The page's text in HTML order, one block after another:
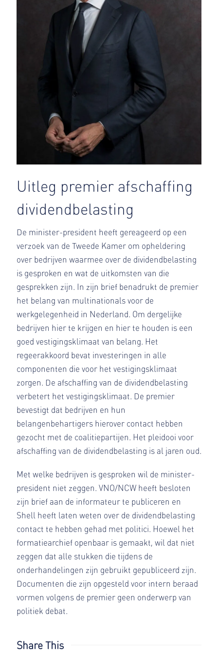
Uitleg premier afschaffing
dividendbelasting
De minister-president heeft gereageerd op een
verzoek van de Tweede Kamer om opheldering
over bedrijven waarmee over de dividendbelasting
is gesproken en wat de uitkomsten van die
gesprekken zijn. In zijn brief benadrukt de premier
het belang van multinationals voor de
werkgelegenheid in Nederland. Om dergelijke
bedrijven hier te krijgen en hier te houden is een
goed vestigingsklimaat van belang. Het
regeerakkoord bevat investeringen in alle
componenten die voor het vestigingsklimaat
zorgen. De afschaffing van de dividendbelasting
verbetert het vestigingsklimaat. De premier
bevestigt dat bedrijven en hun
belangenbehartigers hierover contact hebben
gezocht met de coalitiepartijen. Het pleidooi voor
afschaffing van de dividendbelasting is al jaren oud.
Met welke bedrijven is gesproken wil de minister-
president niet zeggen. VNO/NCW heeft besloten
zijn brief aan de informateur te publiceren en
Shell heeft laten weten over de dividendbelasting
contact te hebben gehad met politici. Hoewel het
formatiearchief openbaar is gemaakt, wil dat niet
zeggen dat alle stukken die tijdens de
onderhandelingen zijn gebruikt gepubliceerd zijn.
Documenten die zijn opgesteld voor intern beraad
vormen volgens de premier geen onderwerp van
politiek debat.
Share This